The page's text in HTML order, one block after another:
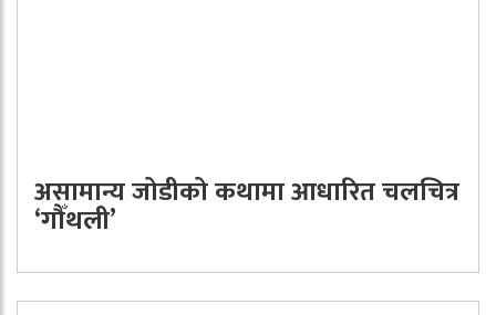
असामान्य जोडीको कथामा आधारित चलचित्र
‘गौँथली’